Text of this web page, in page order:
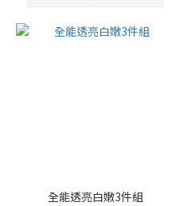
全能透亮白嫩3件組